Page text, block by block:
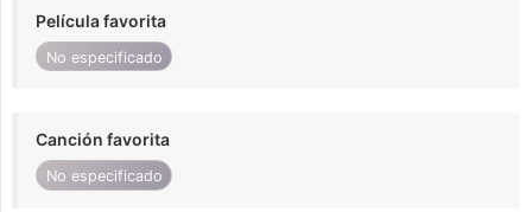
Película favorita
No especificado
Canción favorita
No especificado